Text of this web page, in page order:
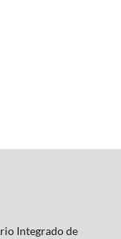
Integrado de